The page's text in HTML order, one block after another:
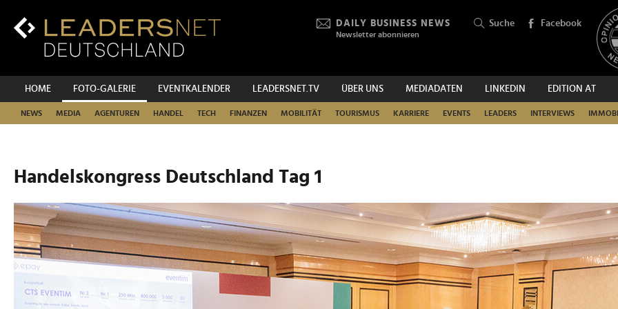
Inhalt
Hauptnavigation
DAILY BUSINESS NEWS
Newsletter abonnieren
Suche Facebook
HOME FOTO-GALERIE EVENTKALENDER LEADERSNET.TV ÜBER UNS MEDIADATEN LINKEDIN EDITION AT
NEWS MEDIA AGENTUREN HANDEL TECH FINANZEN MOBILITÄT TOURISMUS KARRIERE EVENTS LEADERS INTERVIEWS
SUCHEN
Handelskongress Deutschland Tag 1